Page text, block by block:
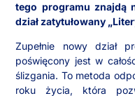
tego programu znajdą
dział zatytułowany
Zupełnie nowy dział
poświęcony jest w
ślizgania. To metoda
roku życia, która